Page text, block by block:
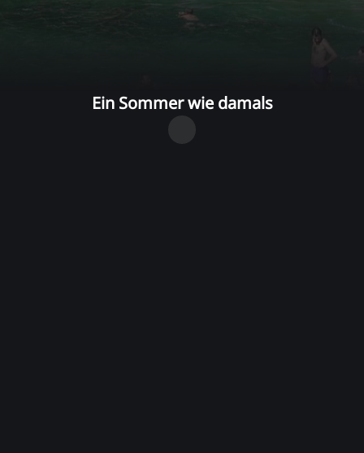
Ein Sommer wie damals